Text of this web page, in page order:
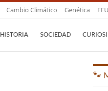
Cambio Climático Genética
HISTORIA SOCIEDAD
🐾